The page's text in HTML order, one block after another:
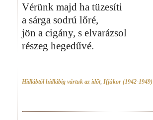
Vérünk majd ha tüzesíti
a sárga sodrú lőré,
jön a cigány, s elvarázsol
részeg hegedűvé.
Hídlábtól hídlábig vártuk az időt, Ifjúkor (1942-1949)